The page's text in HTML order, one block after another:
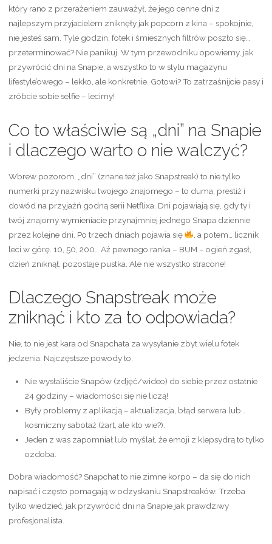
który rano z przerażeniem zauważył, że jego cenne dni z
najlepszym przyjacielem zniknęły jak popcorn z kina – spokojnie,
nie jesteś sam. Tyle godzin, fotek i śmiesznych filtrów poszło się…
przeterminować? Nie panikuj. W tym przewodniku opowiemy, jak
przywrócić dni na Snapie, a wszystko to w stylu magazynu
lifestyle’owego – lekko, ale konkretnie. Gotowi? To zatrzaśnijcie pasy i
zróbcie sobie selfie – lecimy!
Co to właściwie są „dni” na Snapie
i dlaczego warto o nie walczyć?
Wbrew pozorom, „dni” (znane też jako Snapstreak) to nie tylko
numerki przy nazwisku twojego znajomego – to duma, prestiż i
dowód na przyjaźń godną serii Netflixa. Dni pojawiają się, gdy ty i
twój znajomy wymieniacie przynajmniej jednego Snapa dziennie
przez kolejne dni. Po trzech dniach pojawia się
, a potem… licznik
leci w górę. 10, 50, 200… Aż pewnego ranka – BUM – ogień zgasł,
dzień zniknął, pozostaje pustka. Ale nie wszystko stracone!
Dlaczego Snapstreak może
zniknąć i kto za to odpowiada?
Nie, to nie jest kara od Snapchata za wysyłanie zbyt wielu fotek
jedzenia. Najczęstsze powody to:
Nie wysłaliście Snapów (zdjęć/wideo) do siebie przez ostatnie
24 godziny – wiadomości się nie liczą!
Były problemy z aplikacją – aktualizacja, błąd serwera lub…
kosmiczny sabotaż (żart, ale kto wie?).
Jeden z was zapomniał lub myślał, że emoji z klepsydrą to tylko
ozdoba.
Dobra wiadomość? Snapchat to nie zimne korpo – da się do nich
napisać i często pomagają w odzyskaniu Snapstreaków. Trzeba
tylko wiedzieć, jak przywrócić dni na Snapie jak prawdziwy
profesjonalista.